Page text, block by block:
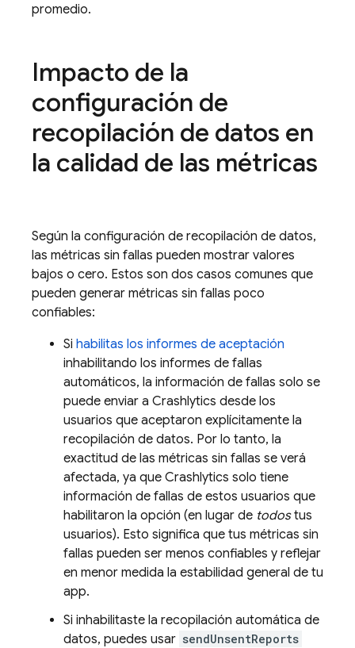
promedio.
Impacto de la
configuración de
recopilación de datos en
la calidad de las métricas
Según la configuración de recopilación de datos,
las métricas sin fallas pueden mostrar valores
bajos o cero. Estos son dos casos comunes que
pueden generar métricas sin fallas poco
confiables:
Si habilitas los informes de aceptación
inhabilitando los informes de fallas
automáticos, la información de fallas solo se
puede enviar a Crashlytics desde los
usuarios que aceptaron explícitamente la
recopilación de datos. Por lo tanto, la
exactitud de las métricas sin fallas se verá
afectada, ya que Crashlytics solo tiene
información de fallas de estos usuarios que
habilitaron la opción (en lugar de todostus
usuarios). Esto significa que tus métricas sin
fallas pueden ser menos confiables y reflejar
en menor medida la estabilidad general de tu
app.
Si inhabilitaste la recopilación automática de
datos, puedes usar sendUnsentReports